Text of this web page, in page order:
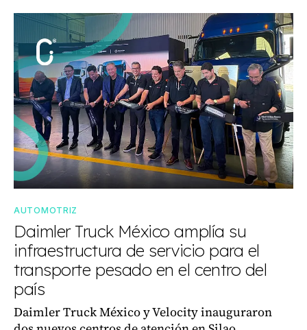
AUTOMOTRIZ
Daimler Truck México amplía su
infraestructura de servicio para el
transporte pesado en el centro del
país
Daimler Truck México y Velocity inauguraron